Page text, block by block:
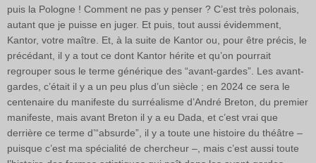
puis la Pologne ! Comment ne pas y penser ? C’est très polonais,
autant que je puisse en juger. Et puis, tout aussi évidemment,
Kantor, votre maître. Et, à la suite de Kantor ou, pour être précis, le
précédant, il y a tout ce dont Kantor hérite et qu’on pourrait
regrouper sous le terme générique des “avant-gardes”. Les avant-
gardes, c’était il y a un peu plus d’un siècle ; en 2024 ce sera le
centenaire du manifeste du surréalisme d’André Breton, du premier
manifeste, mais avant Breton il y a eu Dada, et c’est vrai que
derrière ce terme d’“absurde”, il y a toute une histoire du théâtre –
puisque c’est ma spécialité de chercheur –, mais c’est aussi toute